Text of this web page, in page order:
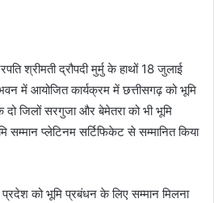
श्रीमती द्रौपदी मुर्मु के हाथों 18 जुलाई
में आयोजित कार्यक्रम में छत्तीसगढ़ को भूमि
जिलों सरगुजा और बेमेतरा को भी भूमि
प्लेटिनम सर्टिफिकेट से सम्मानित किया
को भूमि प्रबंधन के लिए सम्मान मिलना